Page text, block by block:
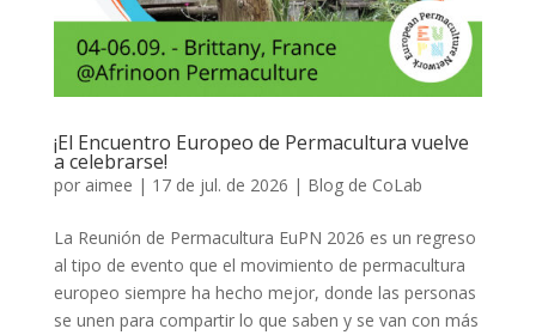
¡El Encuentro Europeo de Permacultura vuelve
a celebrarse!
por aimee | 17 de jul. de 2026 | Blog de CoLab
La Reunión de Permacultura EuPN 2026 es un regreso
al tipo de evento que el movimiento de permacultura
europeo siempre ha hecho mejor, donde las personas
se unen para compartir lo que saben y se van con más